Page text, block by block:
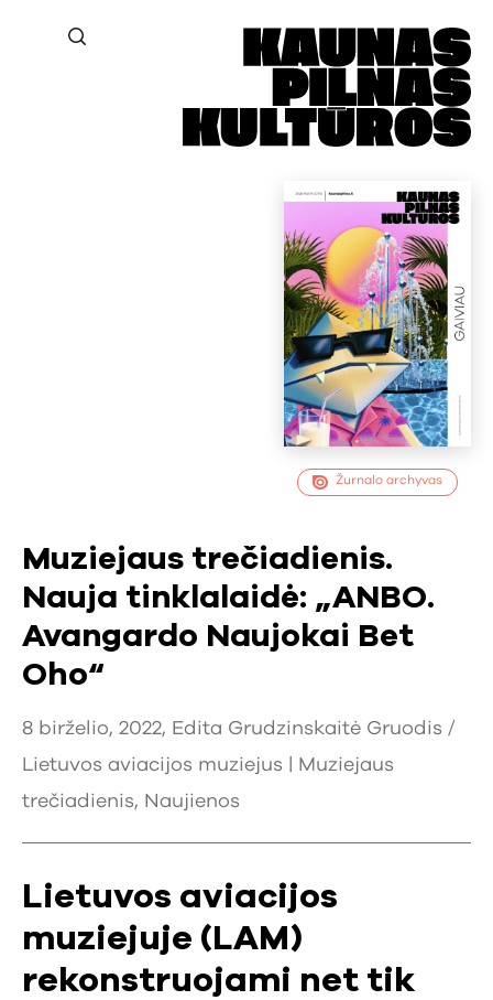
Žurnalo archyvas
Muziejaus trečiadienis.
Nauja tinklalaidė: „ANBO.
Avangardo Naujokai Bet
Oho“
8 birželio, 2022, Edita Grudzinskaitė Gruodis /
Lietuvos aviacijos muziejus |
Muziejaus
trečiadienis, Naujienos
Lietuvos aviacijos
muziejuje (LAM)
rekonstruojami net tik